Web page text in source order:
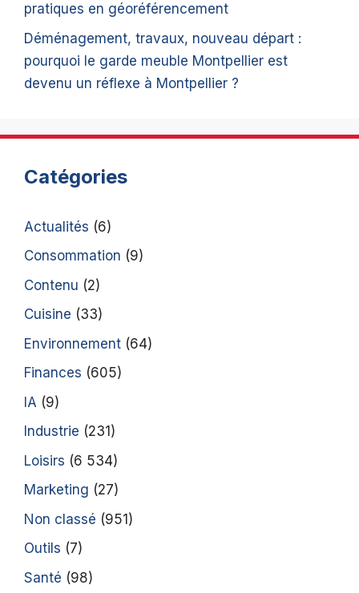
pratiques en géoréférencement
Déménagement, travaux, nouveau départ :
pourquoi le garde meuble Montpellier est
devenu un réflexe à Montpellier ?
Catégories
Actualités (6)
Consommation (9)
Contenu (2)
Cuisine (33)
Environnement (64)
Finances (605)
IA (9)
Industrie (231)
Loisirs (6 534)
Marketing (27)
Non classé (951)
Outils (7)
Santé (98)